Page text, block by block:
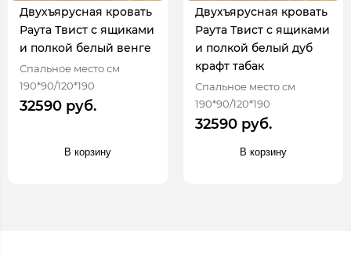
Двухъярусная кровать
Раута Твист с ящиками
и полкой белый венге
Спальное место см
190*90/120*190
32590 руб.
В корзину
Двухъярусная кровать
Раута Твист с ящиками
и полкой белый дуб
крафт табак
Спальное место см
190*90/120*190
32590 руб.
В корзину